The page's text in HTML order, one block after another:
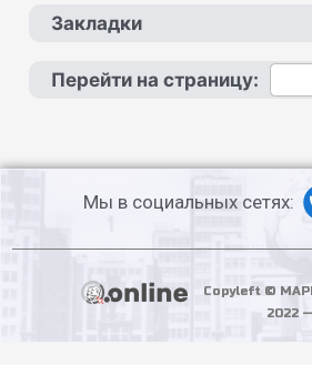
Закладки
Перейти на страницу:
Мы в социальных сетях:
Copyleft ©
2022